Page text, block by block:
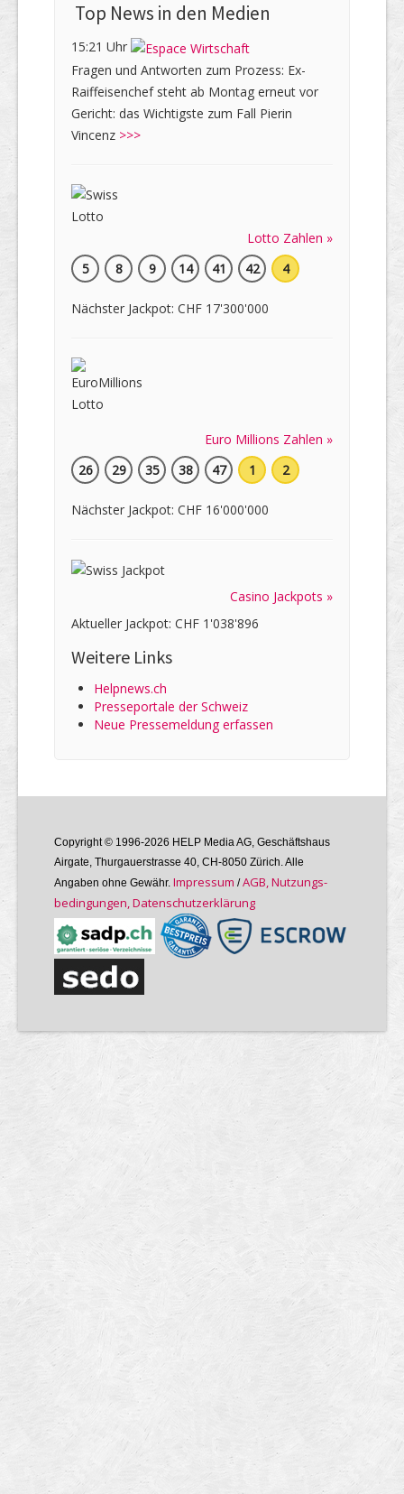
Top News in den Medien
15:21 Uhr
Fragen und Antworten zum Prozess: Ex-
Raiffeisenchef steht ab Montag erneut vor
Gericht: das Wichtigste zum Fall Pierin
Vincenz >>>
Lotto Zahlen »
5
8 9 14 41 42 4
Nächster Jackpot: CHF 17'300'000
Euro Millions Zahlen »
26
29 35 38 47 1 2
Nächster Jackpot: CHF 16'000'000
Casino Jackpots »
Aktueller Jackpot: CHF 1'038'896
Weitere Links
Helpnews.ch
Presseportale der Schweiz
Neue Pressemeldung erfassen
Copyright © 1996-2026 HELP Media AG, Geschäftshaus
Airgate, Thurgauer­strasse 40, CH-8050 Zürich. Alle
Angaben ohne Gewähr. Im­pres­sum /AGB, Nutzungs­
bedin­gungen, Daten­schutz­er­klärung